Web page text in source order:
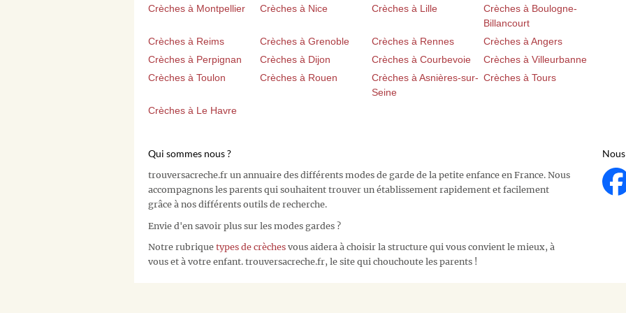
Crèches à Montpellier
Crèches à Nice Crèches à Lille
Crèches à Boulogne-
Billancourt
Crèches à Reims
Crèches à Grenoble Crèches à Rennes
Crèches à Angers
Crèches à Perpignan
Crèches à Dijon Crèches à Courbevoie
Crèches à Villeurbanne
Crèches à Toulon
Crèches à Rouen
Crèches à Asnières-sur-
Seine
Crèches à Tours
Crèches à Le Havre
Qui sommes nous ?
trouversacreche.fr un annuaire des différents modes de garde de la petite enfance en France. Nous
accompagnons les parents qui souhaitent trouver un établissement rapidement et facilement
grâce à nos différents outils de recherche.
Envie d'en savoir plus sur les modes gardes ?
Notre rubrique types de crèches vous aidera à choisir la structure qui vous convient le mieux, à
vous et à votre enfant. trouversacreche.fr, le site qui chouchoute les parents !